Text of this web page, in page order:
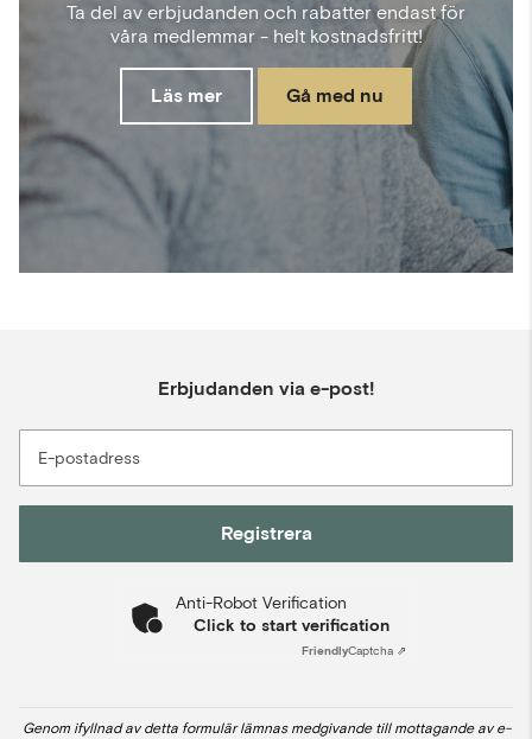
Ta del av erbjudanden och rabatter endast för
våra medlemmar - helt kostnadsfritt!
Läs mer Gå med nu
Erbjudanden via e-post!
E-postadress
Registrera
Anti-Robot Verification
Click to start verification
FriendlyCaptcha ⇗
Genom ifyllnad av detta formulär lämnas medgivande till mottagande av e-